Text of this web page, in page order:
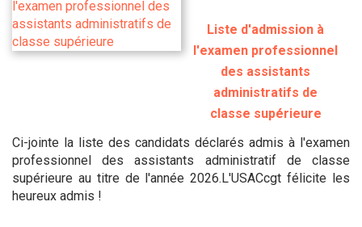
Liste d'admission à
l'examen professionnel
des assistants
administratifs de
classe supérieure
Ci-jointe la liste des candidats déclarés admis à l'examen
professionnel des assistants administratif de classe
supérieure au titre de l'année 2026.L'USACcgt félicite les
heureux admis !